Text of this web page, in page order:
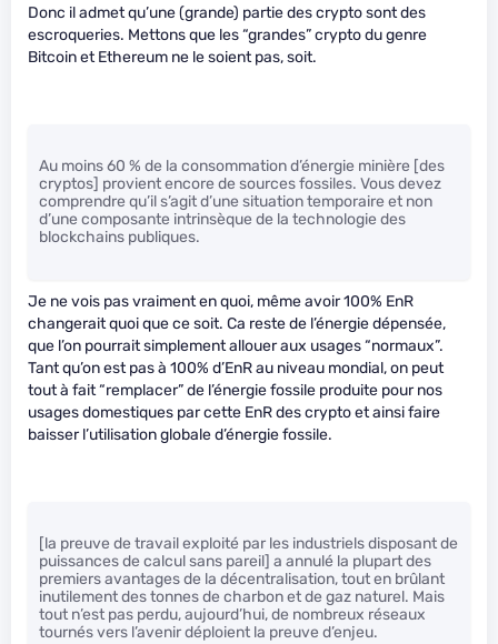
Donc il admet qu’une (grande) partie des crypto sont des
escroqueries. Mettons que les “grandes” crypto du genre
Bitcoin et Ethereum ne le soient pas, soit.
Au moins 60 % de la consommation d’énergie minière [des
cryptos] provient encore de sources fossiles. Vous devez
comprendre qu’il s’agit d’une situation temporaire et non
d’une composante intrinsèque de la technologie des
blockchains publiques.
Je ne vois pas vraiment en quoi, même avoir 100% EnR
changerait quoi que ce soit. Ca reste de l’énergie dépensée,
que l’on pourrait simplement allouer aux usages “normaux”.
Tant qu’on est pas à 100% d’EnR au niveau mondial, on peut
tout à fait “remplacer” de l’énergie fossile produite pour nos
usages domestiques par cette EnR des crypto et ainsi faire
baisser l’utilisation globale d’énergie fossile.
[la preuve de travail exploité par les industriels disposant de
puissances de calcul sans pareil] a annulé la plupart des
premiers avantages de la décentralisation, tout en brûlant
inutilement des tonnes de charbon et de gaz naturel. Mais
tout n’est pas perdu, aujourd’hui, de nombreux réseaux
tournés vers l’avenir déploient la preuve d’enjeu.